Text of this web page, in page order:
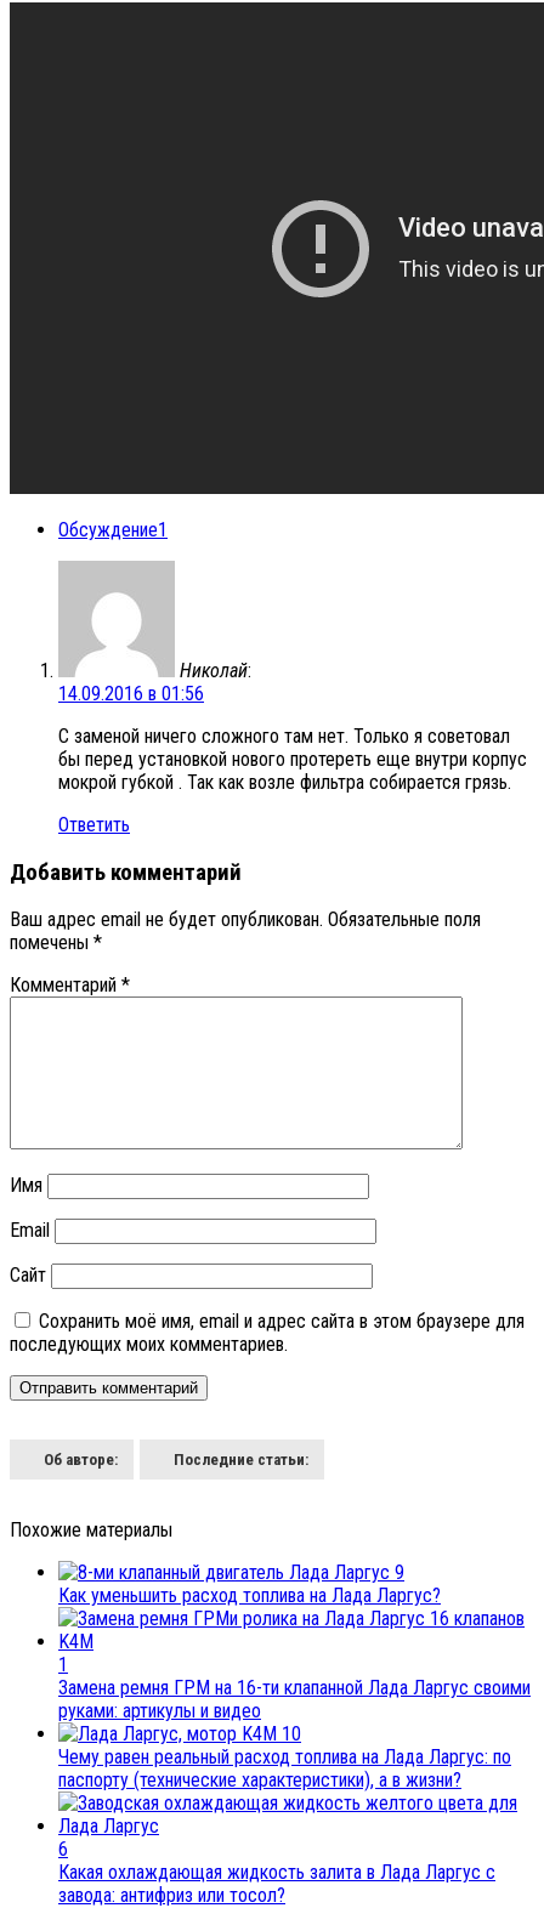
Обсуждение1
Николай:
14.09.2016 в 01:56
С заменой ничего сложного там нет. Только я советовал
бы перед установкой нового протереть еще внутри корпус
мокрой губкой . Так как возле фильтра собирается грязь.
Ответить
Добавить комментарий
Ваш адрес email не будет опубликован. Обязательные поля
помечены *
Комментарий *
Имя
Email
Сайт
Сохранить моё имя, email и адрес сайта в этом браузере для
последующих моих комментариев.
Об авторе: Последние статьи:
Похожие материалы
9
Как уменьшить расход топлива на Лада Ларгус?
1
Замена ремня ГРМ на 16-ти клапанной Лада Ларгус своими
руками: артикулы и видео
10
Чему равен реальный расход топлива на Лада Ларгус: по
паспорту (технические характеристики), а в жизни?
6
Какая охлаждающая жидкость залита в Лада Ларгус с
завода: антифриз или тосол?